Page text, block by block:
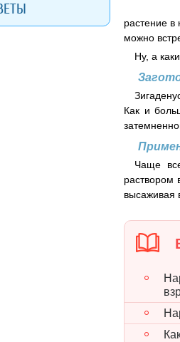
растение
можно
Ну, а
Как и
Чаще
раствором
высаживая